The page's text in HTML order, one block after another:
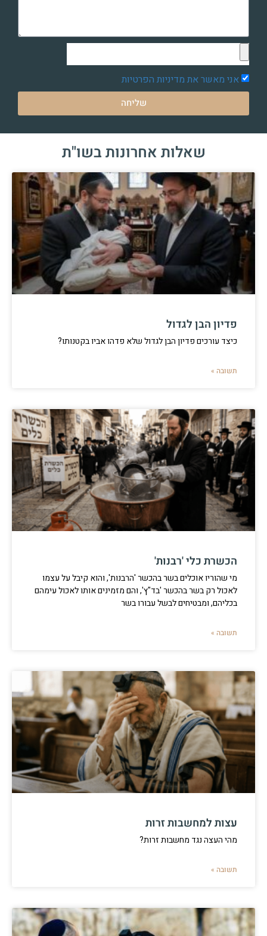
אני מאשר את מדיניות הפרטיות
שליחה
שאלות אחרונות בשו"ת
פדיון הבן לגדול
כיצד עורכים פדיון הבן לגדול שלא פדהו אביו בקטנותו?
תשובה »
הכשרת כלי 'רבנות'
מי שהוריו אוכלים בשר בהכשר 'הרבנות', והוא קיבל על עצמו
לאכול רק בשר בהכשר 'בד"ץ', והם מזמינים אותו לאכול עימהם
בכליהם, ומבטיחים לבשל עבורו בשר
תשובה »
עצות למחשבות זרות
מהי העצה נגד מחשבות זרות?
תשובה »